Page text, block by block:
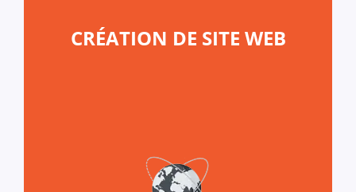
CRÉATION DE SITE WEB